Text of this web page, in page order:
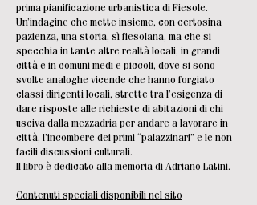
prima pianificazione urbanistica di Fiesole.
Un’indagine che mette insieme, con certosina
pazienza, una storia, sì fiesolana, ma che si
specchia in tante altre realtà locali, in grandi
città e in comuni medi e piccoli, dove si sono
svolte analoghe vicende che hanno forgiato
classi dirigenti locali, strette tra l’esigenza di
dare risposte alle richieste di abitazioni di chi
usciva dalla mezzadria per andare a lavorare in
città, l’incombere dei primi “palazzinari” e le non
facili discussioni culturali.
Il libro è dedicato alla memoria di Adriano Latini.
Contenuti speciali disponibili nel sito